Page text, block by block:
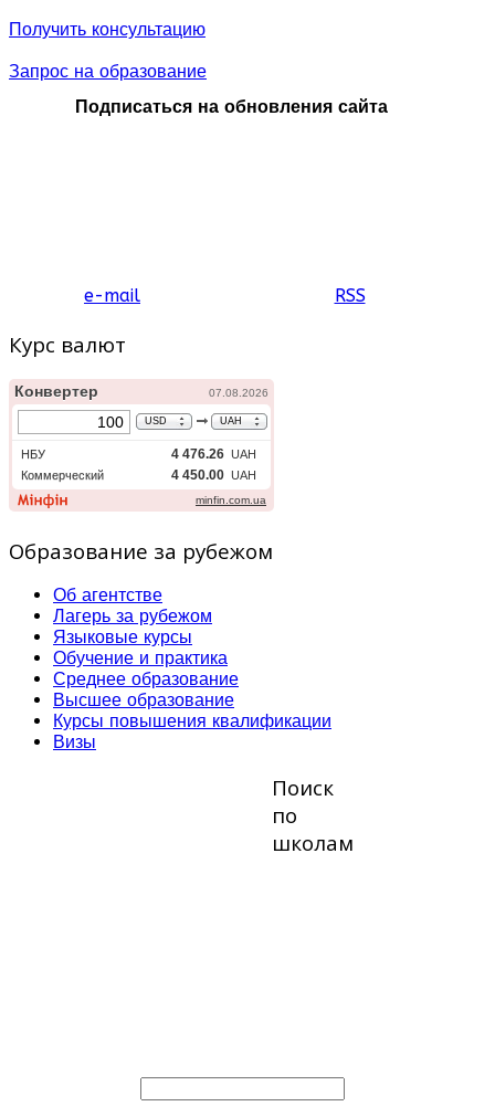
испанский языки на
(Швейцария),
часов в неделю:
английский, немецкий,
выборю. Стоимость:
4290 CHF
Весенний лагерь
времяпреповождение
Получить консультацию
Запрос на образование
Подписаться на обновления сайта
e-mail RSS
Курс валют
Образование за рубежом
Об агентстве
Лагерь за рубежом
Языковые курсы
Обучение и практика
Среднее образование
Высшее образование
Курсы повышения квалификации
Визы
Поиск
по
школам